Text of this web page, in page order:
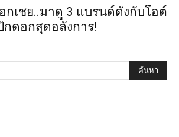
กเชย..มาดู 3 แบรนด์ดังกับโอต์
ดอกสุดอลังการ!